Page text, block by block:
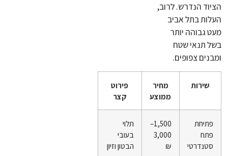
הציוד הנדרש. לרוב,
העלות בתל אביב
מעט גבוהה יותר
בשל תנאי שטח
ומבנים צפופים.
שירות
מחיר
ממוצע
פירוט
קצר
פתיחת
פתח
סטנדרטי
1,500–
3,000
₪
תלוי
בעובי
הבטון וזיון